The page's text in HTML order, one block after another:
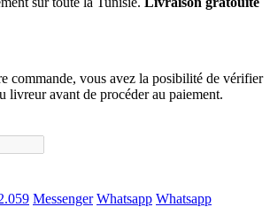
commande, vous avez la posibilité de vérifier
livreur avant de procéder au paiement.
Messenger Whatsapp Whatsapp